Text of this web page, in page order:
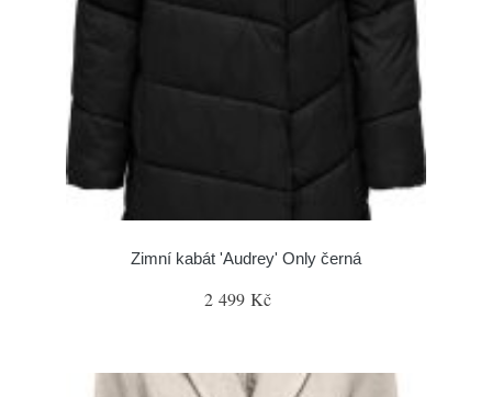
Zimní kabát 'Audrey' Only černá
2 499 Kč